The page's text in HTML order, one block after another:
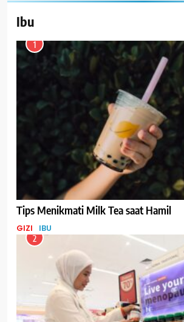
Ibu
1
Tips Menikmati Milk Tea saat Hamil
GIZI IBU
2